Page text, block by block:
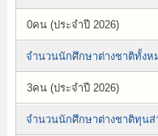
0คน (ประจำปี 2026)
จำนวนนักศึกษาต่างชาติทั้งห
3คน (ประจำปี 2026)
จำนวนนักศึกษาต่างชาติทุน